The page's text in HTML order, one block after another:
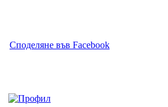
Споделяне във Facebook